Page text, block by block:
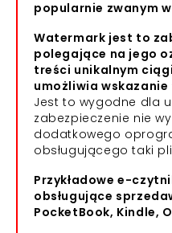
popularnie zwanym
Watermark jest to
polegające na jego
treści unikalnym
umożliwia
Jest to wygodne dla
zabezpieczenie nie
dodatkowego
obsługującego taki
Przykładowe e-
obsługujące
PocketBook, Kindle,